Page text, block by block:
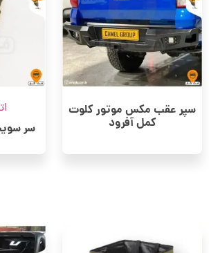
سپر عقب مکس موتور کلوت
کمل آفرود